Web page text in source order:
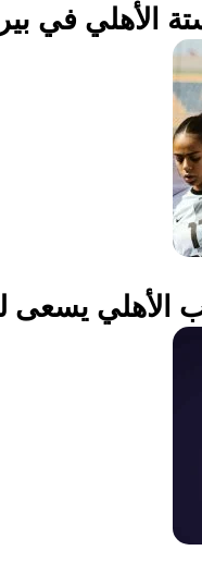
الأهلي في
الأهلي يسعى